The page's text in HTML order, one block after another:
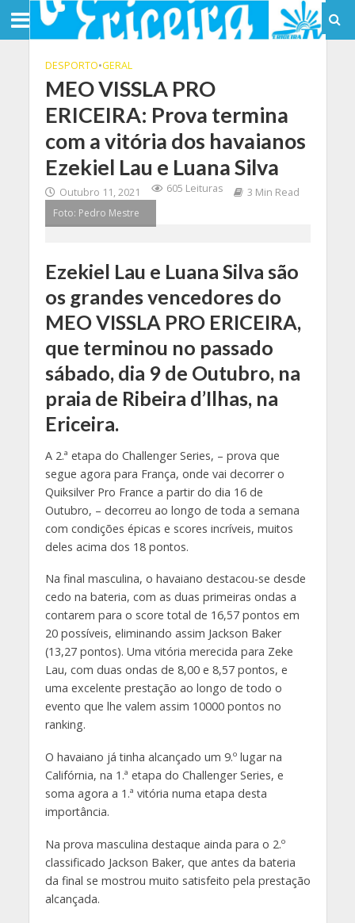
DESPORTO•GERAL
MEO VISSLA PRO
ERICEIRA: Prova termina
com a vitória dos havaianos
Ezekiel Lau e Luana Silva
Outubro 11, 2021 605 Leituras
3 Min Read
Foto: Pedro Mestre
Ezekiel Lau e Luana Silva são
os grandes vencedores do
MEO VISSLA PRO ERICEIRA,
que terminou no passado
sábado, dia 9 de Outubro, na
praia de Ribeira d’Ilhas, na
Ericeira.
A 2.ª etapa do Challenger Series, – prova que
segue agora para França, onde vai decorrer o
Quiksilver Pro France a partir do dia 16 de
Outubro, – decorreu ao longo de toda a semana
com condições épicas e scores incríveis, muitos
deles acima dos 18 pontos.
Na final masculina, o havaiano destacou-se desde
cedo na bateria, com as duas primeiras ondas a
contarem para o score total de 16,57 pontos em
20 possíveis, eliminando assim Jackson Baker
(13,27 pontos). Uma vitória merecida para Zeke
Lau, com duas ondas de 8,00 e 8,57 pontos, e
uma excelente prestação ao longo de todo o
evento que lhe valem assim 10000 pontos no
ranking.
O havaiano já tinha alcançado um 9.º lugar na
Califórnia, na 1.ª etapa do Challenger Series, e
soma agora a 1.ª vitória numa etapa desta
importância.
Na prova masculina destaque ainda para o 2.º
classificado Jackson Baker, que antes da bateria
da final se mostrou muito satisfeito pela prestação
alcançada.